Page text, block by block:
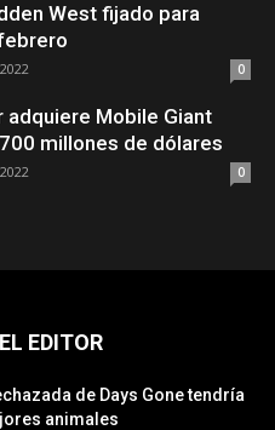
West fijado para
0
adquiere Mobile Giant
millones de dólares
0
EDITOR
de Days Gone tendría
animales